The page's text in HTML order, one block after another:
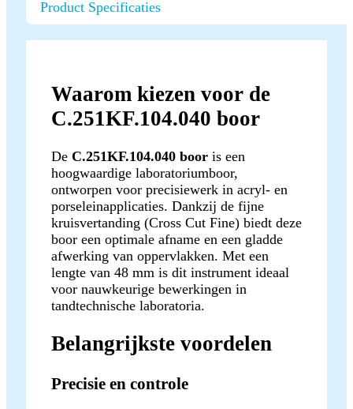
Product Specificaties
Waarom kiezen voor de
C.251KF.104.040 boor
De C.251KF.104.040 boor is een
hoogwaardige laboratoriumboor,
ontworpen voor precisiewerk in acryl- en
porseleinapplicaties. Dankzij de fijne
kruisvertanding (Cross Cut Fine) biedt deze
boor een optimale afname en een gladde
afwerking van oppervlakken. Met een
lengte van 48 mm is dit instrument ideaal
voor nauwkeurige bewerkingen in
tandtechnische laboratoria.
Belangrijkste voordelen
Precisie en controle